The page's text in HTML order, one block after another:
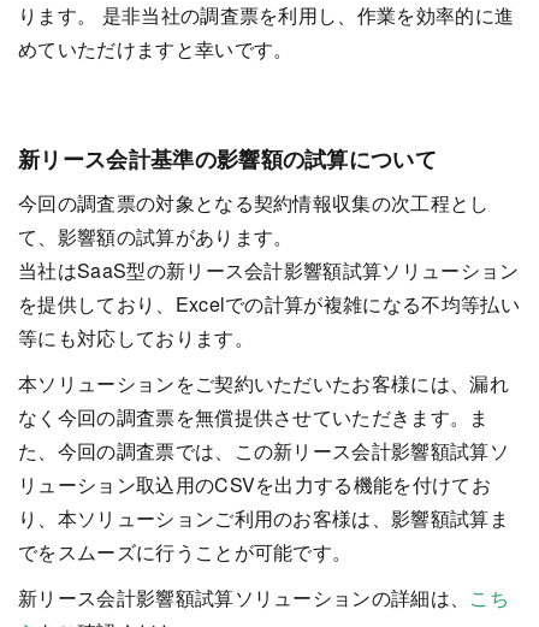
ります。 是非当社の調査票を利用し、作業を効率的に進
めていただけますと幸いです。
新リース会計基準の影響額の試算について
今回の調査票の対象となる契約情報収集の次工程とし
て、影響額の試算があります。
当社はSaaS型の新リース会計影響額試算ソリューション
を提供しており、Excelでの計算が複雑になる不均等払い
等にも対応しております。
本ソリューションをご契約いただいたお客様には、漏れ
なく今回の調査票を無償提供させていただきます。ま
た、今回の調査票では、この新リース会計影響額試算ソ
リューション取込用のCSVを出力する機能を付けてお
り、本ソリューションご利用のお客様は、影響額試算ま
でをスムーズに行うことが可能です。
新リース会計影響額試算ソリューションの詳細は、 こち